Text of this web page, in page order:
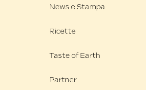
News e Stampa
Ricette
Taste of Earth
Partner